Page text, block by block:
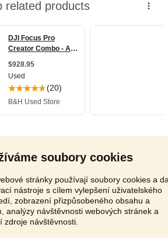
soubory cookies
stránky používají soubory cookies a
nástroje s cílem vylepšení uživatelského
zobrazení přizpůsobeného obsahu a
analýzy návštěvnosti webových stránek a
zdroje návštěvnosti.
,Kontakt, Reklama,Podmínky,Ochrana údajů
, za 24 hodin:498
výrazy
,Polsko,Rakousko